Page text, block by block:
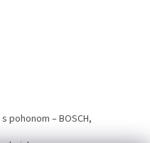
– BOSCH,